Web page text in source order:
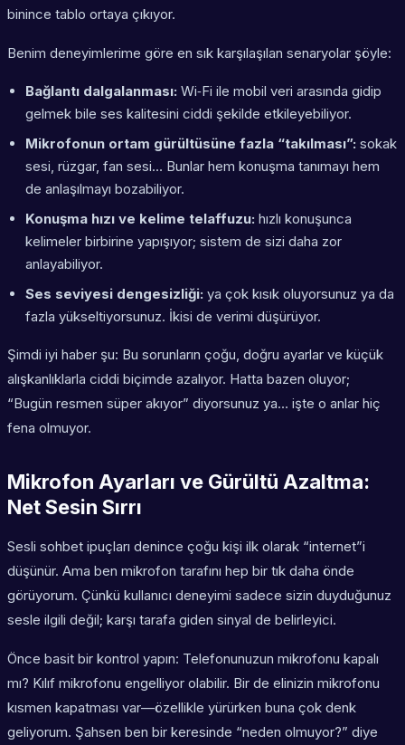
binince tablo ortaya çıkıyor.
Benim deneyimlerime göre en sık karşılaşılan senaryolar şöyle:
Bağlantı dalgalanması: Wi‑Fi ile mobil veri arasında gidip
gelmek bile ses kalitesini ciddi şekilde etkileyebiliyor.
Mikrofonun ortam gürültüsüne fazla “takılması”: sokak
sesi, rüzgar, fan sesi… Bunlar hem konuşma tanımayı hem
de anlaşılmayı bozabiliyor.
Konuşma hızı ve kelime telaffuzu: hızlı konuşunca
kelimeler birbirine yapışıyor; sistem de sizi daha zor
anlayabiliyor.
Ses seviyesi dengesizliği: ya çok kısık oluyorsunuz ya da
fazla yükseltiyorsunuz. İkisi de verimi düşürüyor.
Şimdi iyi haber şu: Bu sorunların çoğu, doğru ayarlar ve küçük
alışkanlıklarla ciddi biçimde azalıyor. Hatta bazen oluyor;
“Bugün resmen süper akıyor” diyorsunuz ya… işte o anlar hiç
fena olmuyor.
Mikrofon Ayarları ve Gürültü Azaltma:
Net Sesin Sırrı
Sesli sohbet ipuçları denince çoğu kişi ilk olarak “internet”i
düşünür. Ama ben mikrofon tarafını hep bir tık daha önde
görüyorum. Çünkü kullanıcı deneyimi sadece sizin duyduğunuz
sesle ilgili değil; karşı tarafa giden sinyal de belirleyici.
Önce basit bir kontrol yapın: Telefonunuzun mikrofonu kapalı
mı? Kılıf mikrofonu engelliyor olabilir. Bir de elinizin mikrofonu
kısmen kapatması var—özellikle yürürken buna çok denk
geliyorum. Şahsen ben bir keresinde “neden olmuyor?” diye